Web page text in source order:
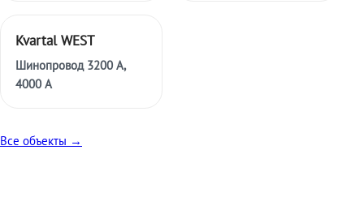
Kvartal WEST
Шинопровод 3200 А,
4000 А
Все объекты →